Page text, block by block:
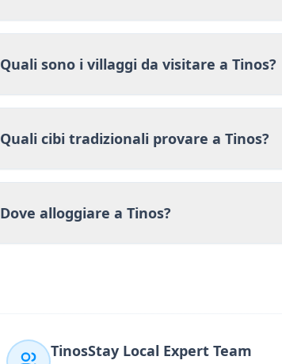
Quali sono i villaggi da visitare a Tinos?
Quali cibi tradizionali provare a Tinos?
Dove alloggiare a Tinos?
TinosStay Local Expert Team